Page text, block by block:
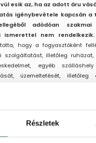
Részletek
esik az, ha az adott áru
igénybevétele kapcsán a
adódóan
ismerettel nem rendelkezik.
hogy a fogyasztóként
szolgáltatást, illetőleg ruházat,
egyéb
üzemeltetését, illetőleg
nem illett beleaz
ennek keretében